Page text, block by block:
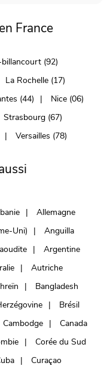
France
(92)
La Rochelle (17)
(44)
Nice (06)
Strasbourg (67)
Versailles (78)
Allemagne
Uni)
Anguilla
Argentine
Autriche
Bangladesh
Brésil
Cambodge
Canada
Corée du Sud
Curaçao